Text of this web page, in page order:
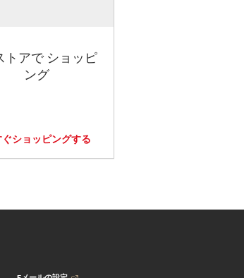
トアで ショッピ
ング
ショッピングする